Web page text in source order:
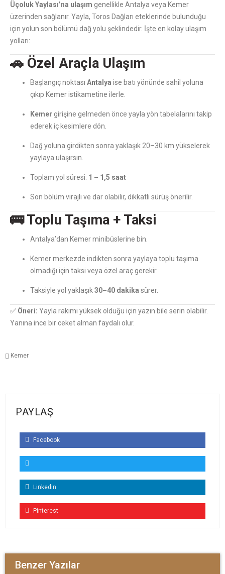
Üçoluk Yaylası’na ulaşım genellikle Antalya veya Kemer
üzerinden sağlanır. Yayla, Toros Dağları eteklerinde bulunduğu
için yolun son bölümü dağ yolu şeklindedir. İşte en kolay ulaşım
yolları:
🚗 Özel Araçla Ulaşım
Başlangıç noktası Antalya ise batı yönünde sahil yoluna
çıkıp Kemer istikametine ilerle.
Kemer girişine gelmeden önce yayla yön tabelalarını takip
ederek iç kesimlere dön.
Dağ yoluna girdikten sonra yaklaşık 20–30 km yükselerek
yaylaya ulaşırsın.
Toplam yol süresi: 1 – 1,5 saat
Son bölüm virajlı ve dar olabilir, dikkatli sürüş önerilir.
🚌 Toplu Taşıma + Taksi
Antalya’dan Kemer minibüslerine bin.
Kemer merkezde indikten sonra yaylaya toplu taşıma
olmadığı için taksi veya özel araç gerekir.
Taksiyle yol yaklaşık30–40 dakika sürer.
✅ Öneri: Yayla rakımı yüksek olduğu için yazın bile serin olabilir.
Yanına ince bir ceket alman faydalı olur.
Kemer
PAYLAŞ
Facebook
Linkedin
Pinterest
Benzer Yazılar